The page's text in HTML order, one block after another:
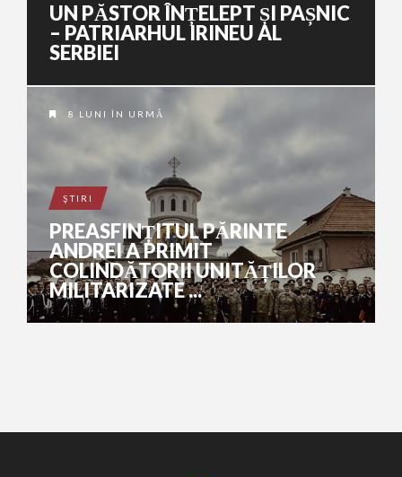
UN PĂSTOR ÎNȚELEPT ȘI PAȘNIC
– PATRIARHUL IRINEU AL
SERBIEI
8 LUNI ÎN URMĂ
ŞTIRI
PREASFINȚITUL PĂRINTE
ANDREI A PRIMIT
COLINDĂTORII UNITĂȚILOR
MILITARIZATE ...